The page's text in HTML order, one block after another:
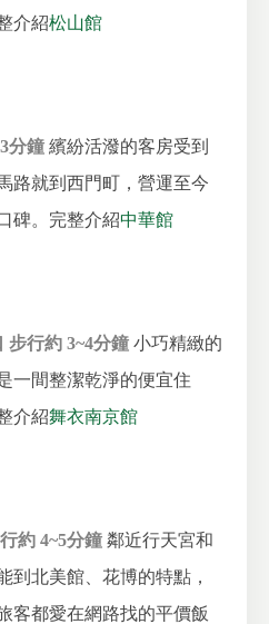
介紹松山館
分鐘 繽紛活潑的客房受到
路就到西門町，營運至今
碑。 完整介紹中華館
步行約 3~4分鐘 小巧精緻的
一間整潔乾淨的便宜住
介紹舞衣南京館
約 4~5分鐘 鄰近行天宮和
到北美館、花博的特點，
客都愛在網路找的平價飯